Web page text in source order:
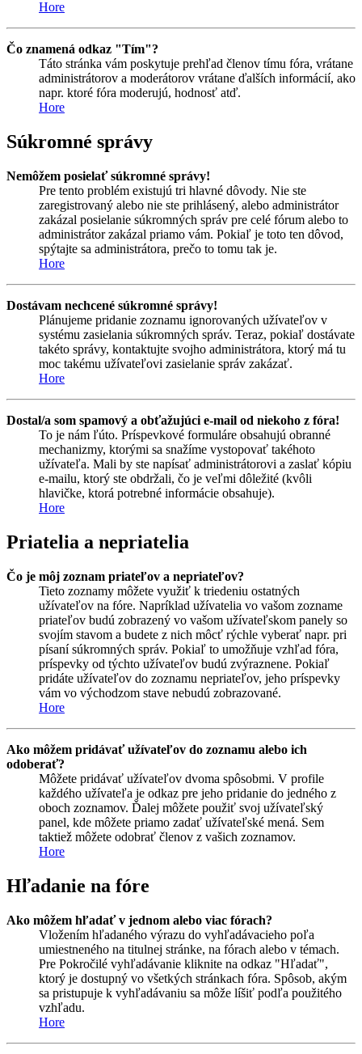
Hore
Čo znamená odkaz "Tím"?
Táto stránka vám poskytuje prehľad členov tímu fóra, vrátane
administrátorov a moderátorov vrátane ďalších informácií, ako
napr. ktoré fóra moderujú, hodnosť atď.
Hore
Súkromné správy
Nemôžem posielať súkromné správy!
Pre tento problém existujú tri hlavné dôvody. Nie ste
zaregistrovaný alebo nie ste prihlásený, alebo administrátor
zakázal posielanie súkromných správ pre celé fórum alebo to
administrátor zakázal priamo vám. Pokiaľ je toto ten dôvod,
spýtajte sa administrátora, prečo to tomu tak je.
Hore
Dostávam nechcené súkromné správy!
Plánujeme pridanie zoznamu ignorovaných užívateľov v
systému zasielania súkromných správ. Teraz, pokiaľ dostávate
takéto správy, kontaktujte svojho administrátora, ktorý má tu
moc takému užívateľovi zasielanie správ zakázať.
Hore
Dostal/a som spamový a obťažujúci e-mail od niekoho z fóra!
To je nám ľúto. Príspevkové formuláre obsahujú obranné
mechanizmy, ktorými sa snažíme vystopovať takéhoto
užívateľa. Mali by ste napísať administrátorovi a zaslať kópiu
e-mailu, ktorý ste obdržali, čo je veľmi dôležité (kvôli
hlavičke, ktorá potrebné informácie obsahuje).
Hore
Priatelia a nepriatelia
Čo je môj zoznam priateľov a nepriateľov?
Tieto zoznamy môžete využiť k triedeniu ostatných
užívateľov na fóre. Napríklad užívatelia vo vašom zozname
priateľov budú zobrazený vo vašom užívateľskom panely so
svojím stavom a budete z nich môcť rýchle vyberať napr. pri
písaní súkromných správ. Pokiaľ to umožňuje vzhľad fóra,
príspevky od týchto užívateľov budú zvýraznene. Pokiaľ
pridáte užívateľov do zoznamu nepriateľov, jeho príspevky
vám vo východzom stave nebudú zobrazované.
Hore
Ako môžem pridávať užívateľov do zoznamu alebo ich
odoberať?
Môžete pridávať užívateľov dvoma spôsobmi. V profile
každého užívateľa je odkaz pre jeho pridanie do jedného z
oboch zoznamov. Ďalej môžete použiť svoj užívateľský
panel, kde môžete priamo zadať užívateľské mená. Sem
taktiež môžete odobrať členov z vašich zoznamov.
Hore
Hľadanie na fóre
Ako môžem hľadať v jednom alebo viac fórach?
Vložením hľadaného výrazu do vyhľadávacieho poľa
umiestneného na titulnej stránke, na fórach alebo v témach.
Pre Pokročilé vyhľadávanie kliknite na odkaz "Hľadať",
ktorý je dostupný vo všetkých stránkach fóra. Spôsob, akým
sa pristupuje k vyhľadávaniu sa môže líšiť podľa použitého
vzhľadu.
Hore